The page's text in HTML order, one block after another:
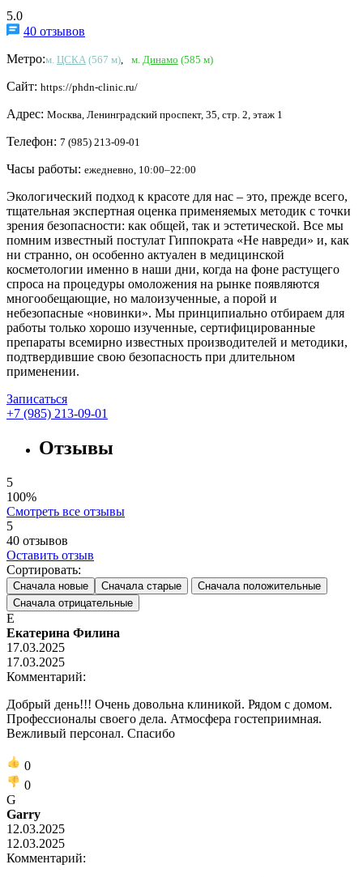
5.0
40 отзывов
Метро:м. ЦСКА (567 м) м. Динамо (585 м)
Сайт: https://phdn-clinic.ru/
Адрес: Москва, Ленинградский проспект, 35, стр. 2, этаж 1
Телефон: 7 (985) 213-09-01
Часы работы: ежедневно, 10:00–22:00
Экологический подход к красоте для нас – это, прежде всего,
тщательная экспертная оценка применяемых методик с точки
зрения безопасности: как общей, так и эстетической. Все мы
помним известный постулат Гиппократа «Не навреди» и, как
ни странно, он особенно актуален в медицинской
косметологии именно в наши дни, когда на фоне растущего
спроса на процедуры омоложения на рынке появляются
многообещающие, но малоизученные, а порой и
небезопасные «новинки». Мы принципиально отбираем для
работы только хорошо изученные, сертифицированные
препараты всемирно известных производителей и методики,
подтвердившие свою безопасность при длительном
применении.
Записаться
+7 (985) 213-09-01
Отзывы
5
100%
Смотреть все отзывы
5
40 отзывов
Оставить отзыв
Сортировать:
Сначала новые Сначала старые
Сначала положительные
Сначала отрицательные
Е
Екатерина Филина
17.03.2025
17.03.2025
Комментарий:
Добрый день!!! Очень довольна клиникой. Рядом с домом.
Профессионалы своего дела. Атмосфера гостеприимная.
Вежливый персонал. Спасибо
0
0
G
Garry
12.03.2025
12.03.2025
Комментарий: